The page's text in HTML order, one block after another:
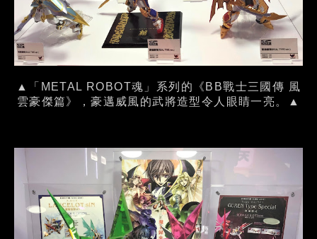
▲「METAL ROBOT魂」系列的《BB戰士三國傳 風
雲豪傑篇》，豪邁威風的武將造型令人眼睛一亮。▲